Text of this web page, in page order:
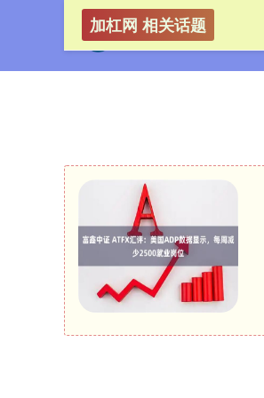
加杠网 相关话题